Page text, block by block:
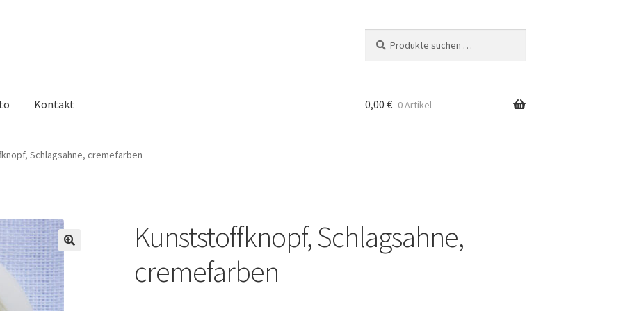
nach:
Kontakt 0,00 € 0 Artikel
Schlagsahne, cremefarben
Kunststoffknopf, Schlagsahne,
cremefarben